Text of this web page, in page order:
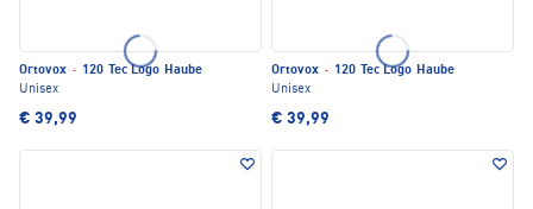
Ortovox · 120 Tec Logo Haube
Unisex
€ 39,99
Ortovox · 120 Tec Logo Haube
Unisex
€ 39,99